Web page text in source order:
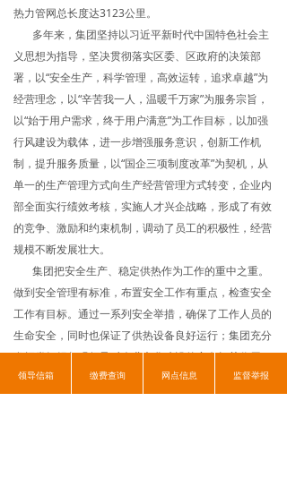
职工文苑
精彩聚焦
企业视频
信息公开
热力管网总长度达3123公里。
多年来，集团坚持以习近平新时代中国特色社会主
义思想为指导，坚决贯彻落实区委、区政府的决策部
署，以“安全生产，科学管理，高效运转，追求卓越”为
经营理念，以“辛苦我一人，温暖千万家”为服务宗旨，
以“始于用户需求，终于用户满意”为工作目标，以加强
行风建设为载体，进一步增强服务意识，创新工作机
制，提升服务质量，以“国企三项制度改革”为契机，从
单一的生产管理方式向生产经营管理方式转变，企业内
部全面实行绩效考核，实施人才兴企战略，形成了有效
的竞争、激励和约束机制，调动了员工的积极性，经营
规模不断发展壮大。
集团把安全生产、稳定供热作为工作的重中之重。
做到安全管理有标准，布置安全工作有重点，检查安全
工作有目标。通过一系列安全举措，确保了工作人员的
生命安全，同时也保证了供热设备良好运行；集团充分
发挥党组织坚强领导对企业文化建设的定向把关作用，
培育积极向上的企业文化，不断提高职工的文化生活水
领导信箱 缴费查询 网点信息 监督举报